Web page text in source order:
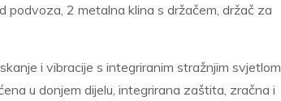
2 metalna klina s držačem, držač za
i vibracije s integriranim stražnjim svjetlom
u donjem dijelu, integrirana zaštita, zračna i